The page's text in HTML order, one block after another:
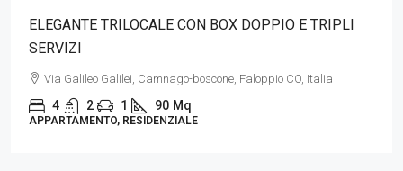
ELEGANTE TRILOCALE CON BOX DOPPIO E TRIPLI
SERVIZI
Via Galileo Galilei, Camnago-boscone, Faloppio CO, Italia
4 2 1 90 Mq
APPARTAMENTO, RESIDENZIALE